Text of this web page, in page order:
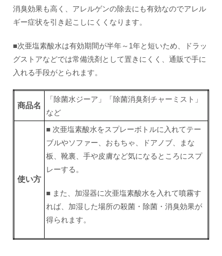
消臭効果も高く、アレルゲンの除去にも有効なのでアレル
ギー症状を引き起こしにくくなります。
■次亜塩素酸水は有効期間が半年～1年と短いため、ドラッ
グストアなどでは常備洗剤として置きにくく、通販で手に
入れる手段がとられます。
商品名
「除菌水ジーア」「除菌消臭剤チャーミスト」
など
使い方
■ 次亜塩素酸水をスプレーボトルに入れてテー
ブルやソファー、おもちゃ、ドアノブ、まな
板、靴裏、手や皮膚など気になるところにスプ
レーする。
■ また、加湿器に次亜塩素酸水を入れて噴霧す
れば、加湿した場所の殺菌・除菌・消臭効果が
得られます。